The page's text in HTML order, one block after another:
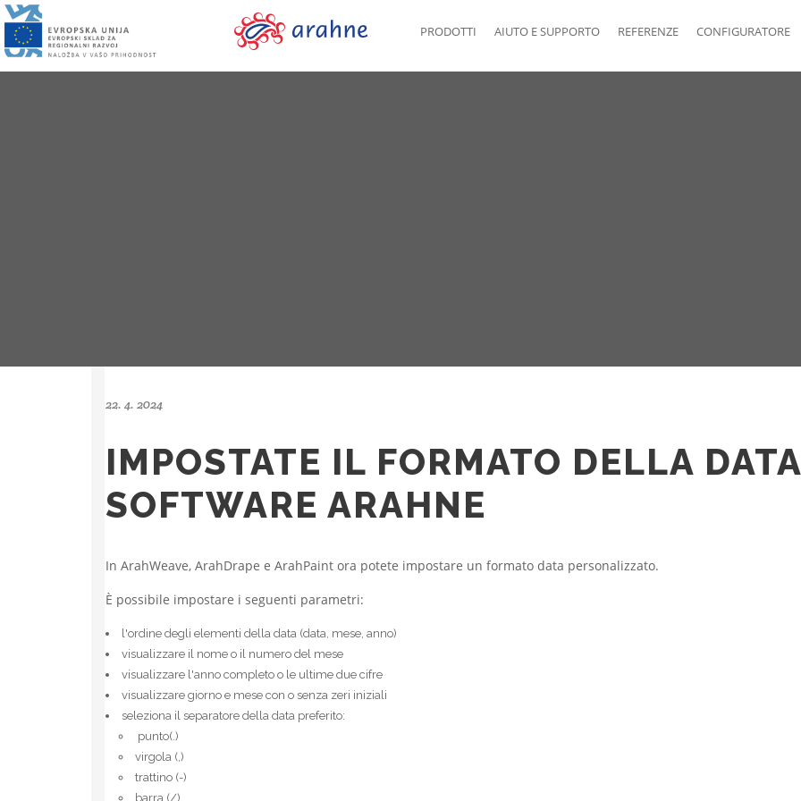
PRODOTTI AIUTO E SUPPORTO REFERENZE CONFIGURATORE
22. 4. 2024
IMPOSTATE IL FORMATO DELLA
SOFTWARE ARAHNE
In ArahWeave, ArahDrape e ArahPaint ora potete impostare un formato data personalizzato.
È possibile impostare i seguenti parametri:
l'ordine degli elementi della data (data, mese, anno)
visualizzare il nome o il numero del mese
visualizzare l'anno completo o le ultime due cifre
visualizzare giorno e mese con o senza zeri iniziali
seleziona il separatore della data preferito:
punto(.)
virgola (,)
trattino (-)
barra (/)